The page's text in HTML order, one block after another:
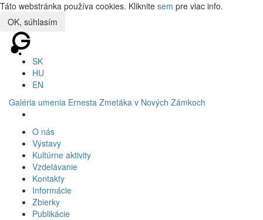
Táto webstránka používa cookies. Kliknite sem pre viac info.
OK, súhlasím
SK
HU
EN
Galéria umenia Ernesta Zmetáka v Nových Zámkoch
O nás
Výstavy
Kultúrne aktivity
Vzdelávanie
Kontakty
Informácie
Zbierky
Publikácie